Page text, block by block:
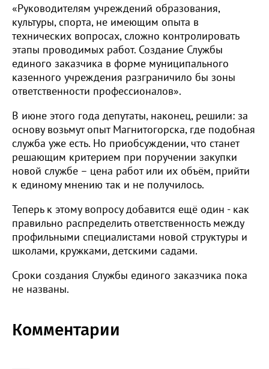
«Руководителям учреждений образования,
культуры, спорта, не имеющим опыта в
технических вопросах, сложно контролировать
этапы проводимых работ. Создание Службы
единого заказчика в форме муниципального
казенного учреждения разграничило бы зоны
ответственности профессионалов».
В июне этого года депутаты, наконец, решили: за
основу возьмут опыт Магнитогорска, где подобная
служба уже есть. Но приобсуждении, что станет
решающим критерием при поручении закупки
новой службе – цена работ или их объём, прийти
к единому мнению так и не получилось.
Теперь к этому вопросу добавится ещё один - как
правильно распределить ответственность между
профильными специалистами новой структуры и
школами, кружками, детскими садами.
Сроки создания Службы единого заказчика пока
не названы.
Комментарии